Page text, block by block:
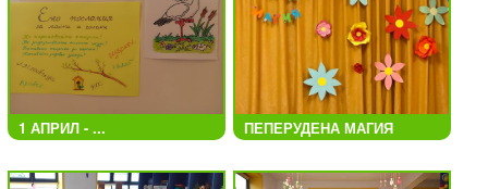
1 АПРИЛ - ... ПЕПЕРУДЕНА МАГИЯ